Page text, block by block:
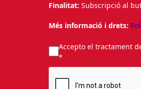
Finalitat: Subscripció al
Més informació i drets:
Accepto el tractament
*